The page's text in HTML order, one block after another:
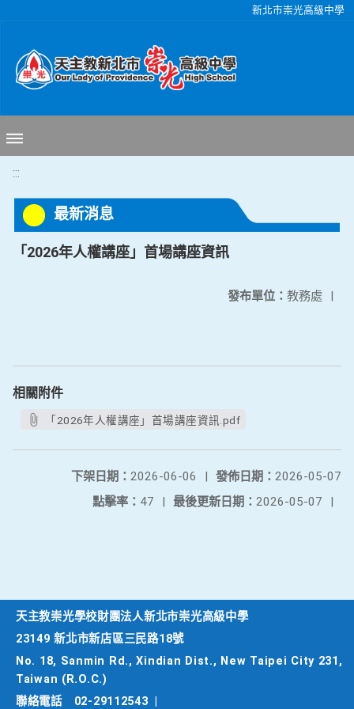
新北市崇光高級中學
:::
最新消息
「2026年人權講座」首場講座資訊
發布單位： 教務處 |
相關附件
「2026年人權講座」首場講座資訊.pdf
發佈日期： 2026-05-07
下架日期： 2026-06-06
|
最後更新日期： 2026-05-07 |
點擊率： 47 |
天主教崇光學校財團法人新北市崇光高級中學
23149 新北市新店區三民路18號
No. 18, Sanmin Rd., Xindian Dist., New Taipei City 231,
Taiwan (R.O.C.)
聯絡電話
02-29112543